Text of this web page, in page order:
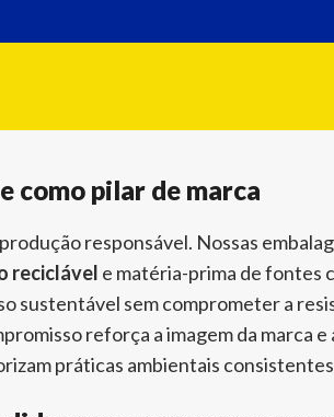
como pilar de marca
responsável. Nossas
reciclável e matéria-prima de fontes
sustentável sem comprometer a
reforça a imagem da marca
práticas ambientais